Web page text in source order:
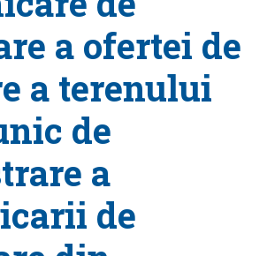
a ofertei de
a terenului
de
a
de